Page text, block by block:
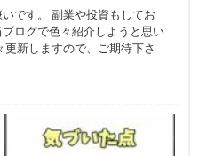
です。 副業や投資もしてお
ログで色々紹介しようと思い
更新しますので、ご期待下さ